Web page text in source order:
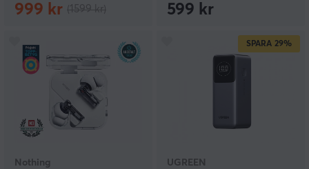
999 kr 599 kr
Nothing
SPARA 29%
UGREEN